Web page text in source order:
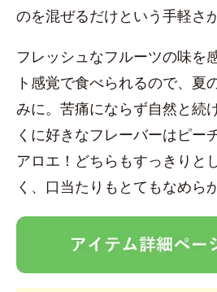
のを混ぜるだけという手軽さ
フレッシュなフルーツの味を
ト感覚で食べられるので、夏
みに。苦痛にならず自然と続
くに好きなフレーバーはピー
アロエ！どちらもすっきりと
く、口当たりもとてもなめら